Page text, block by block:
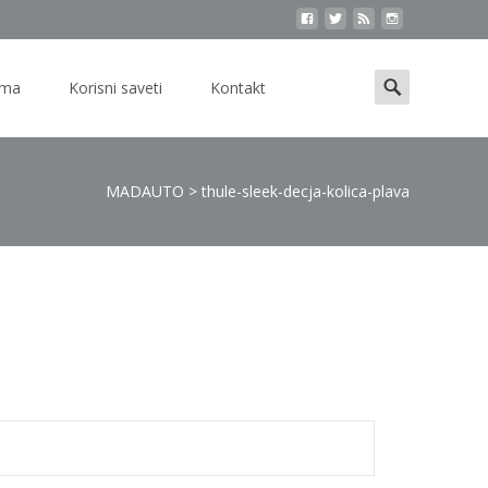
Korisni saveti Kontakt
Search
for:
MADAUTO > thule-sleek-decja-kolica-plava